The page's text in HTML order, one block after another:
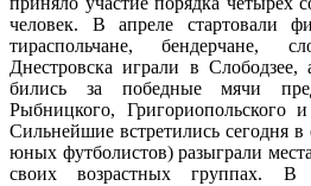
человек. В апреле стартовали
тираспольчане, бендерчане,
Днестровска играли в Слободзее,
бились за победные мячи
Рыбницкого, Григориопольского
Сильнейшие встретились сегодня
юных футболистов) разыграли
своих возрастных группах. В